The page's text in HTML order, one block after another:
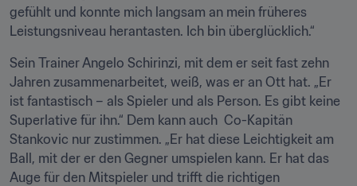
gefühlt und konnte mich langsam an mein früheres
Leistungsniveau herantasten. Ich bin überglücklich.“
Sein Trainer Angelo Schirinzi, mit dem er seit fast zehn
Jahren zusammenarbeitet, weiß, was er an Ott hat. „Er
ist fantastisch – als Spieler und als Person. Es gibt keine
Superlative für ihn.“ Dem kann auch  Co-Kapitän
Stankovic nur zustimmen. „Er hat diese Leichtigkeit am
Ball, mit der er den Gegner umspielen kann. Er hat das
Auge für den Mitspieler und trifft die richtigen